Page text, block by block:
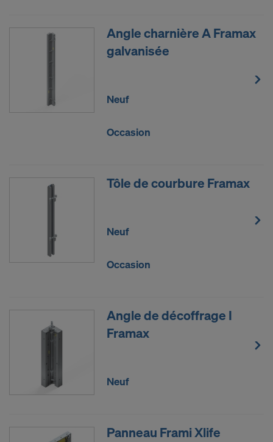
Angle charnière A Framax
galvanisée
Neuf
Occasion
Tôle de courbure Framax
Neuf
Occasion
Angle de décoffrage I
Framax
Neuf
Panneau Frami Xlife